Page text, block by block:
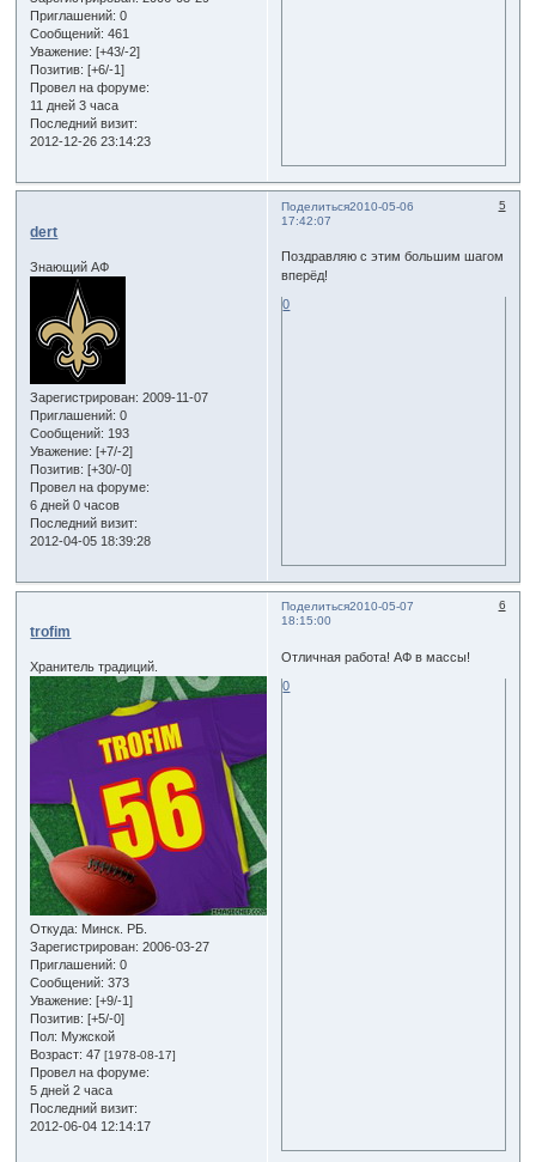
Приглашений: 0
Сообщений: 461
Уважение: [+43/-2]
Позитив: [+6/-1]
Провел на форуме:
11 дней 3 часа
Последний визит:
2012-12-26 23:14:23
Поделиться 5
2010-05-06
17:42:07
dert
Знающий АФ
Зарегистрирован: 2009-11-07
Приглашений: 0
Сообщений: 193
Уважение: [+7/-2]
Позитив: [+30/-0]
Провел на форуме:
6 дней 0 часов
Последний визит:
2012-04-05 18:39:28
Поздравляю с этим большим шагом
вперёд!
0
Поделиться 6
2010-05-07
18:15:00
trofim
Хранитель традиций.
Откуда: Минск. РБ.
Зарегистрирован: 2006-03-27
Приглашений: 0
Сообщений: 373
Уважение: [+9/-1]
Позитив: [+5/-0]
Пол: Мужской
Возраст: 47[1978-08-17]
Провел на форуме:
5 дней 2 часа
Последний визит:
2012-06-04 12:14:17
Отличная работа! АФ в массы!
0